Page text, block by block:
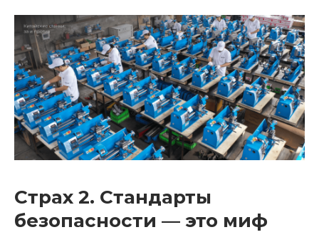
Страх 2. Стандарты
безопасности — это миф